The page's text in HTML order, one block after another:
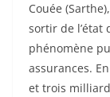
Couée
sortir de l’état
phénomène
assurances.
et trois